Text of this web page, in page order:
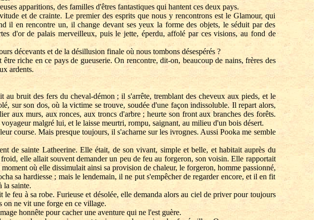
apparitions, des familles d'êtres fantastiques qui hantent ces deux pays.
et de crainte. Le premier des esprits que nous y rencontrons est le Glamour, qui
il en rencontre un, il change devant ses yeux la forme des objets, le séduit par des
d'or de palais merveilleux, puis le jette, éperdu, affolé par ces visions, au fond de
décevants et de la désillusion finale où nous tombons désespérés ?
riche en ce pays de gueuserie. On rencontre, dit-on, beaucoup de nains, frères des
ardents.
bruit des fers du cheval-démon ; il s'arrête, tremblant des cheveux aux pieds, et le
sur son dos, où la victime se trouve, soudée d'une façon indissoluble. Il repart alors,
aux murs, aux ronces, aux troncs d'arbre ; heurte son front aux branches des forêts.
malgré lui, et le laisse meurtri, rompu, saignant, au milieu d'un bois désert.
course. Mais presque toujours, il s'acharne sur les ivrognes. Aussi Pooka me semble
de sainte Latheerine. Elle était, de son vivant, simple et belle, et habitait auprès du
elle allait souvent demander un peu de feu au forgeron, son voisin. Elle rapportait
où elle dissimulait ainsi sa provision de chaleur, le forgeron, homme passionné,
sa hardiesse ; mais le lendemain, il ne put s'empêcher de regarder encore, et il en fit
la sainte.
feu à sa robe. Furieuse et désolée, elle demanda alors au ciel de priver pour toujours
on ne vit une forge en ce village.
honnête pour cacher une aventure qui ne l'est guère.